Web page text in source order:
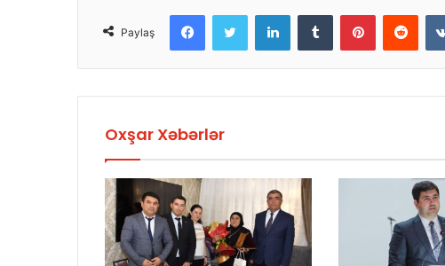
Paylaş
Oxşar Xəbərlər